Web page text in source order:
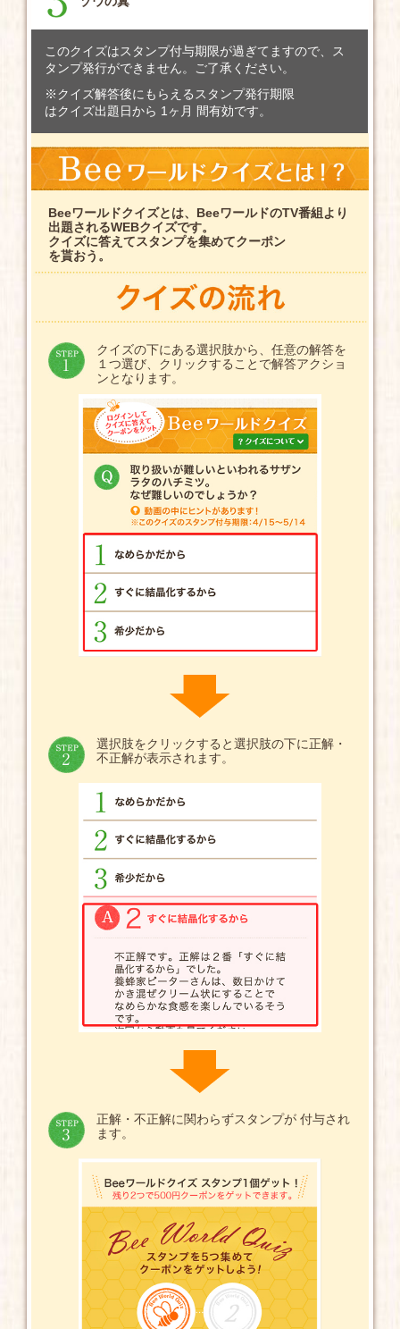
このクイズはスタンプ付与期限が過ぎてますので、ス
タンプ発行ができません。ご了承ください。
※クイズ解答後にもらえるスタンプ発行期限
はクイズ出題日から 1ヶ月 間有効です。
Beeワールドクイズとは、BeeワールドのTV番組より
出題されるWEBクイズです。
クイズに答えてスタンプを集めてクーポン
を貰おう。
クイズの下にある選択肢から、任意の解答を
１つ選び、クリックすることで解答アクショ
ンとなります。
選択肢をクリックすると選択肢の下に正解・
不正解が表示されます。
正解・不正解に関わらずスタンプが 付与され
ます。